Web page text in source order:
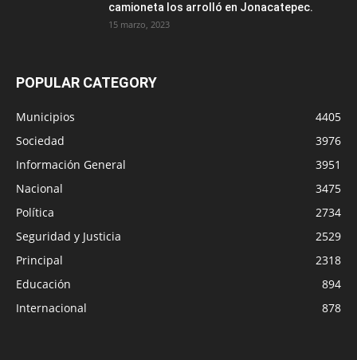
camioneta los arrolló en Jonacatepec.
15 marzo, 2023
POPULAR CATEGORY
Municipios
4405
Sociedad
3976
Información General
3951
Nacional
3475
Política
2734
Seguridad y Justicia
2529
Principal
2318
Educación
894
Internacional
878